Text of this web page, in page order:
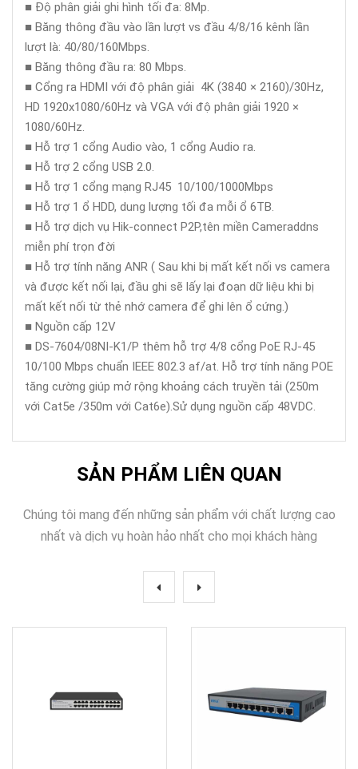
■ Độ phân giải ghi hình tối đa: 8Mp.
■ Băng thông đầu vào lần lượt vs đầu 4/8/16 kênh lần
lượt là: 40/80/160Mbps.
■ Băng thông đầu ra: 80 Mbps.
■ Cổng ra HDMI với độ phân giải 4K (3840 × 2160)/30Hz,
HD 1920x1080/60Hz và VGA với độ phân giải 1920 ×
1080/60Hz.
■ Hỗ trợ 1 cổng Audio vào, 1 cổng Audio ra.
■ Hỗ trợ 2 cổng USB 2.0.
■ Hỗ trợ 1 cổng mạng RJ45 10/100/1000Mbps
■ Hỗ trợ 1 ổ HDD, dung lượng tối đa mỗi ổ 6TB.
■ Hỗ trợ dịch vụ Hik-connect P2P,tên miền Cameraddns
miễn phí trọn đời
■ Hỗ trợ tính năng ANR ( Sau khi bị mất kết nối vs camera
và được kết nối lại, đầu ghi sẽ lấy lại đoạn dữ liệu khi bị
mất kết nối từ thẻ nhớ camera để ghi lên ổ cứng.)
■ Nguồn cấp 12V
■ DS-7604/08NI-K1/P thêm hỗ trợ 4/8 cổng PoE RJ-45
10/100 Mbps chuẩn IEEE 802.3 af/at. Hỗ trợ tính năng POE
tăng cường giúp mở rộng khoảng cách truyền tải (250m
với Cat5e /350m với Cat6e).Sử dụng nguồn cấp 48VDC.
SẢN PHẨM LIÊN QUAN
Chúng tôi mang đến những sản phẩm với chất lượng cao
nhất và dịch vụ hoàn hảo nhất cho mọi khách hàng